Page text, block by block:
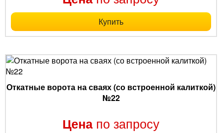
Купить
Откатные ворота на сваях (со встроенной калиткой)
№22
Цена по запросу